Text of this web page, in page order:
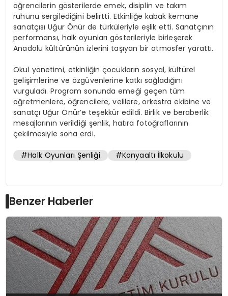
öğrencilerin gösterilerde emek, disiplin ve takım
ruhunu sergilediğini belirtti. Etkinliğe kabak kemane
sanatçısı Uğur Önür de türküleriyle eşlik etti. Sanatçının
performansı, halk oyunları gösterileriyle birleşerek
Anadolu kültürünün izlerini taşıyan bir atmosfer yarattı.
Okul yönetimi, etkinliğin çocukların sosyal, kültürel
gelişimlerine ve özgüvenlerine katkı sağladığını
vurguladı. Program sonunda emeği geçen tüm
öğretmenlere, öğrencilere, velilere, orkestra ekibine ve
sanatçı Uğur Önür’e teşekkür edildi. Birlik ve beraberlik
mesajlarının verildiği şenlik, hatıra fotoğraflarının
çekilmesiyle sona erdi.
#Halk Oyunları Şenliği #Konyaaltı İlkokulu
Benzer Haberler